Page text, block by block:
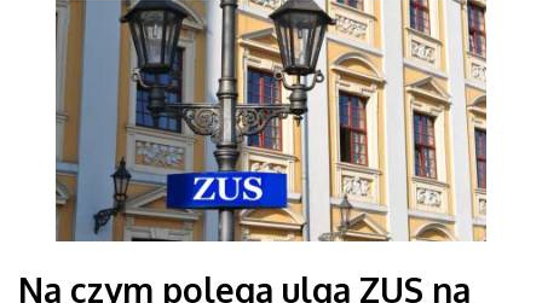
Na czym polega ulga ZUS na